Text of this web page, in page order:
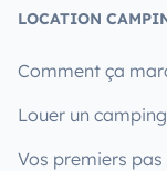
LOCATION
Comment ça
Louer un
Vos premiers